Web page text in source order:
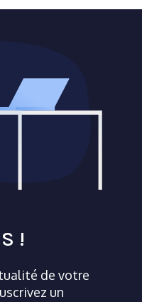
!
de votre
un